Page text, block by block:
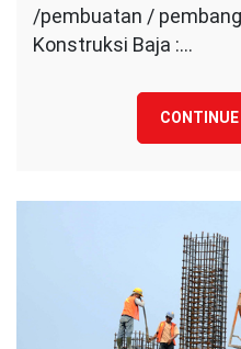
/pembuatan /
Konstruksi Baja :…
CONTINUE